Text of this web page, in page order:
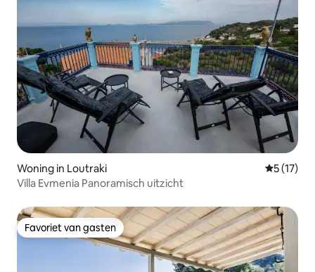
Woning in Loutraki
5 (17)
Villa Evmenia Panoramisch uitzicht
Favoriet van gasten
Favoriet van gasten